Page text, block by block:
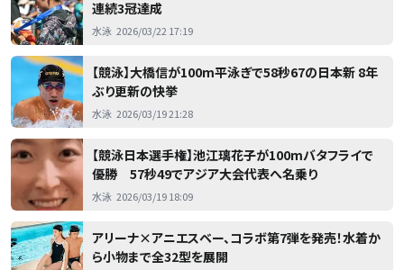
連続3冠達成
水泳 2026/03/22 17:19
【競泳】大橋信が100m平泳ぎで58秒67の日本新 8年
ぶり更新の快挙
水泳 2026/03/19 21:28
【競泳日本選手権】池江璃花子が100mバタフライで
優勝 57秒49でアジア大会代表へ名乗り
水泳 2026/03/19 18:09
アリーナ×アニエスベー、コラボ第7弾を発売！水着か
ら小物まで全32型を展開